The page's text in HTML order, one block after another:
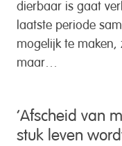
dierbaar is gaat
laatste periode
mogelijk te maken,
maar…
‘Afscheid van
stuk leven